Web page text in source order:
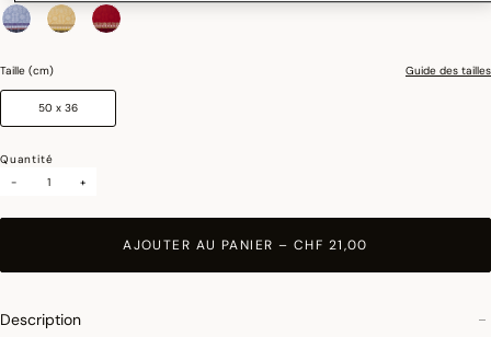
Taille (cm) Guide des tailles
50 x 36
Quantité
-
+
AJOUTER AU PANIER– CHF 21,00
Description